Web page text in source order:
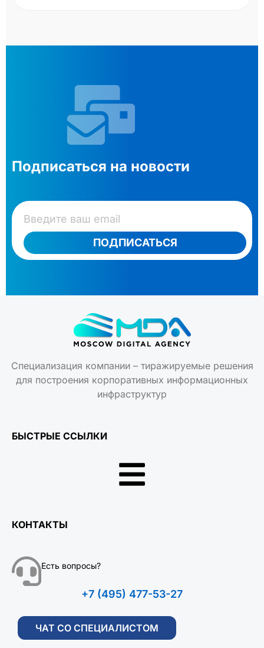
Подписаться на новости
ПОДПИСАТЬСЯ
Специализация компании – тиражируемые решения
для построения корпоративных информационных
инфраструктур
БЫСТРЫЕ ССЫЛКИ
КОНТАКТЫ
Есть вопросы?
+7 (495) 477-53-27
ЧАТ СО СПЕЦИАЛИСТОМ